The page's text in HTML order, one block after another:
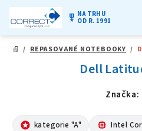
military_tech NA TRHU
OD R. 1991
DOMŮ
/ REPASOVANÉ NOTEBOOKY /
Dell
Značka:
stars kategorie "A" memory Intel